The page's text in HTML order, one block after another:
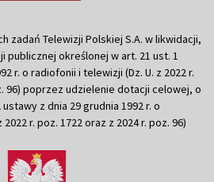
zadań Telewizji Polskiej S.A. w likwidacji,
publicznej określonej w art. 21 ust. 1
r. o radiofonii i telewizji (Dz. U. z 2022 r.
96) poprzez udzielenie dotacji celowej, o
z dnia 29 grudnia 1992 r. o
r. poz. 1722 oraz z 2024 r. poz. 96)